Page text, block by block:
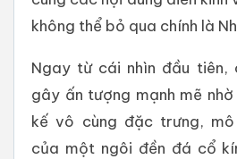
không thể bỏ qua chính là
Ngay từ cái nhìn đầu tiên,
gây ấn tượng mạnh mẽ
kế vô cùng đặc trưng,
của một ngôi đền đá cổ